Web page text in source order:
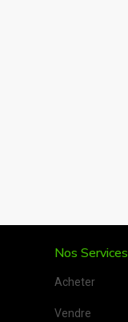
Nos Services
Acheter
Vendre